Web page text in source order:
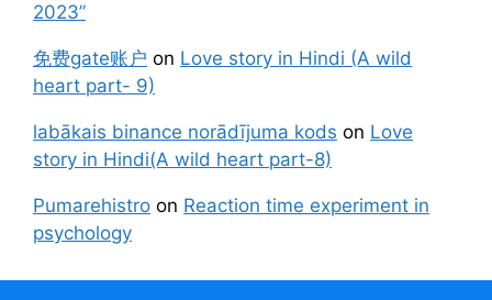
2023”
免费gate账户 on Love story in Hindi (A wild
heart part- 9)
labākais binance norādījuma kods on Love
story in Hindi(A wild heart part-8)
Pumarehistro on Reaction time experiment in
psychology